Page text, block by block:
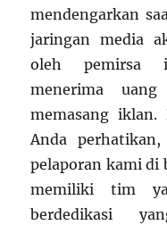
mendengarkan
jaringan media
oleh pemirsa
menerima
memasang
Anda
pelaporan kami di
memiliki tim
berdedikasi